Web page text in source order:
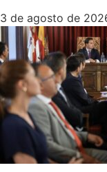
3 de agosto de